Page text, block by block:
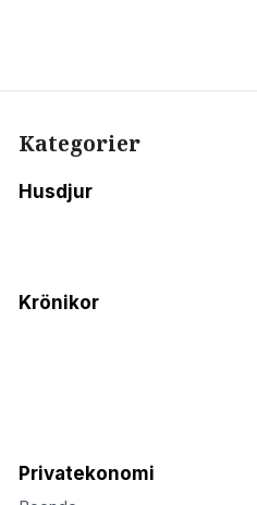
Kategorier
Husdjur
Krönikor
Privatekonomi